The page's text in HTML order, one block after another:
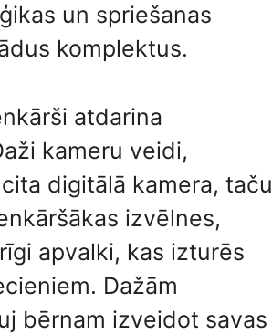
un spriešanas
komplektus.
atdarina
kameru veidi,
digitālā kamera, taču
izvēlnes,
apvalki, kas izturēs
Dažām
bērnam izveidot savas